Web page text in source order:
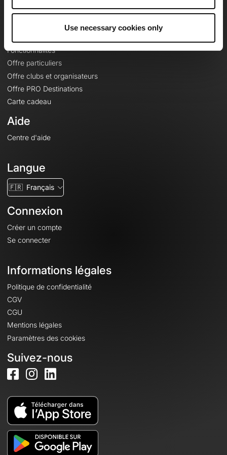
Use necessary cookies only
Fonctionnalités
Offre particuliers
Offre clubs et organisateurs
Offre PRO Destinations
Carte cadeau
Aide
Centre d'aide
Langue
🇫🇷 Français
Connexion
Créer un compte
Se connecter
Informations légales
Politique de confidentialité
CGV
CGU
Mentions légales
Paramètres des cookies
Suivez-nous